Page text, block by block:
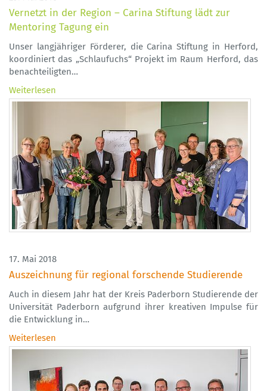
Vernetzt in der Region – Carina Stiftung lädt zur
Mentoring Tagung ein
Unser langjähriger Förderer, die Carina Stiftung in Herford,
koordiniert das „Schlaufuchs“ Projekt im Raum Herford, das
benachteiligten…
Weiterlesen
17. Mai 2018
Auszeichnung für regional forschende Studierende
Auch in diesem Jahr hat der Kreis Paderborn Studierende der
Universität Paderborn aufgrund ihrer kreativen Impulse für
die Entwicklung in…
Weiterlesen